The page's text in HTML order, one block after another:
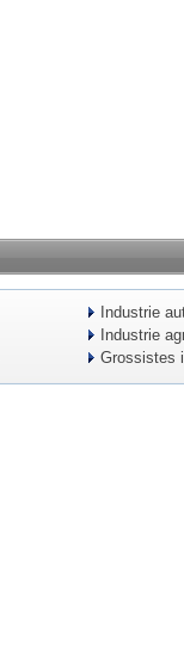
Industrie
Industrie
Grossistes